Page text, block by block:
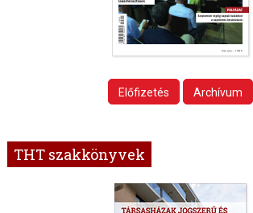
Előfizetés Archívum
THT szakkönyvek